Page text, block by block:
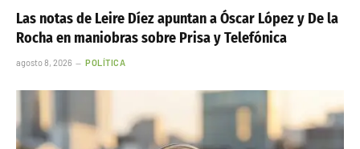
Las notas de Leire Díez apuntan a Óscar López y De la
Rocha en maniobras sobre Prisa y Telefónica
agosto 8, 2026 POLÍTICA